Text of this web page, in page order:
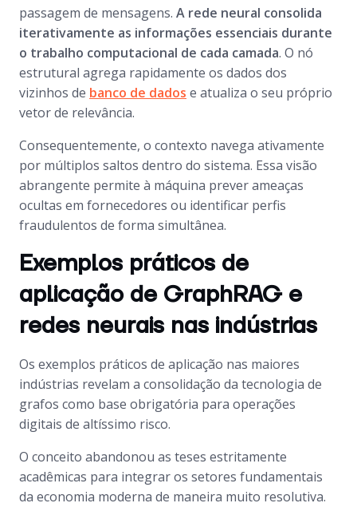
passagem de mensagens. A rede neural consolida
iterativamente as informações essenciais durante
o trabalho computacional de cada camada. O nó
estrutural agrega rapidamente os dados dos
vizinhos de banco de dados e atualiza o seu próprio
vetor de relevância.
Consequentemente, o contexto navega ativamente
por múltiplos saltos dentro do sistema. Essa visão
abrangente permite à máquina prever ameaças
ocultas em fornecedores ou identificar perfis
fraudulentos de forma simultânea.
Exemplos práticos de
aplicação de GraphRAG e
redes neurais nas indústrias
Os exemplos práticos de aplicação nas maiores
indústrias revelam a consolidação da tecnologia de
grafos como base obrigatória para operações
digitais de altíssimo risco.
O conceito abandonou as teses estritamente
acadêmicas para integrar os setores fundamentais
da economia moderna de maneira muito resolutiva.